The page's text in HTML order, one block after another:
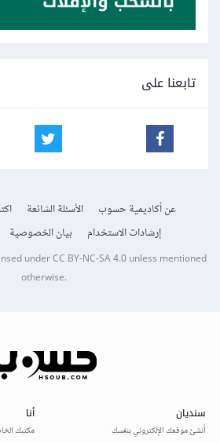
تابعنا على
عن أكاديمية حسوب الأسئلة الشائعة
إرشادات الاستخدام
بيان الخصوصية
underCC BY-NC-SA 4.0unless mentioned
otherwise.